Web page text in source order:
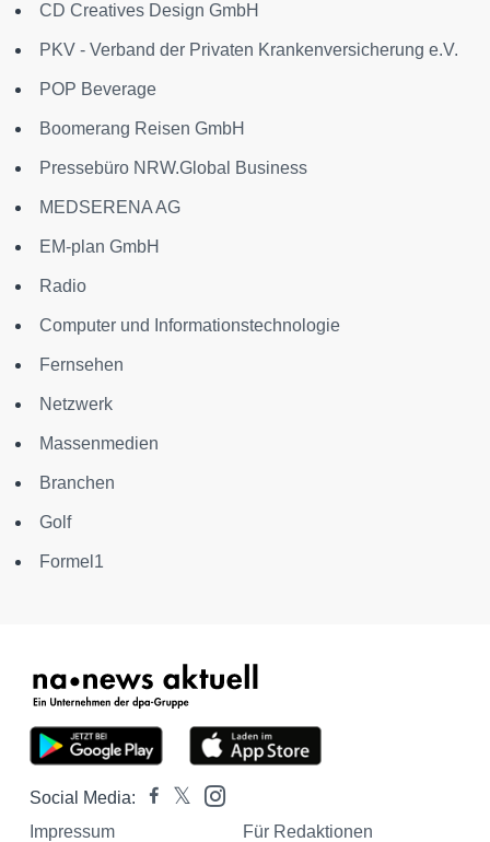
CD Creatives Design GmbH
PKV - Verband der Privaten Krankenversicherung e.V.
POP Beverage
Boomerang Reisen GmbH
Pressebüro NRW.Global Business
MEDSERENA AG
EM-plan GmbH
Radio
Computer und Informationstechnologie
Fernsehen
Netzwerk
Massenmedien
Branchen
Golf
Formel1
Social Media:
Impressum
Für Redaktionen